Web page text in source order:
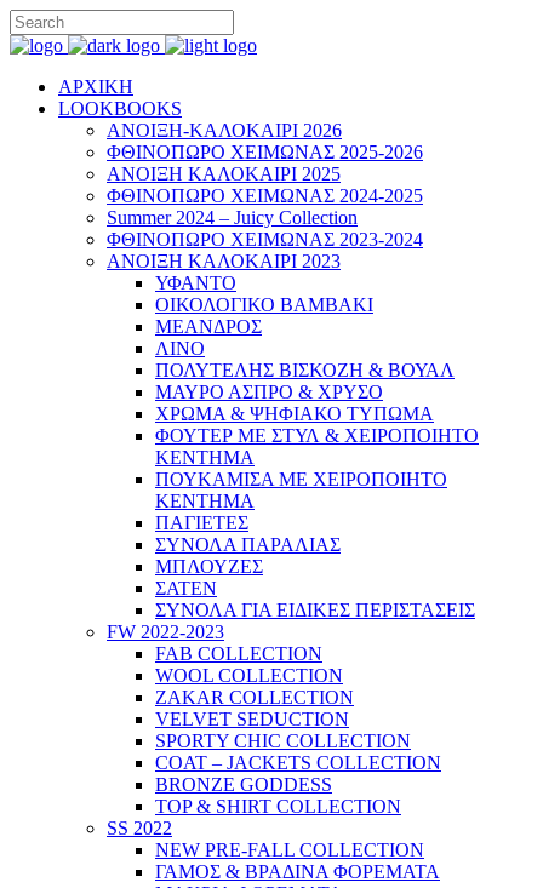
ΑΡΧΙΚΗ
LOOKBOOKS
ΑΝΟΙΞΗ-ΚΑΛΟΚΑΙΡΙ 2026
ΦΘΙΝΟΠΩΡΟ ΧΕΙΜΩΝΑΣ 2025-2026
ΑΝΟΙΞΗ ΚΑΛΟΚΑΙΡΙ 2025
ΦΘΙΝΟΠΩΡΟ ΧΕΙΜΩΝΑΣ 2024-2025
Summer 2024 – Juicy Collection
ΦΘΙΝΟΠΩΡΟ ΧΕΙΜΩΝΑΣ 2023-2024
ΑΝΟΙΞΗ ΚΑΛΟΚΑΙΡΙ 2023
ΥΦΑΝΤΟ
ΟΙΚΟΛΟΓΙΚΟ ΒΑΜΒΑΚΙ
ΜΕΑΝΔΡΟΣ
ΛΙΝΟ
ΠΟΛΥΤΕΛΗΣ ΒΙΣΚΟΖΗ & ΒΟΥΑΛ
ΜΑΥΡΟ ΑΣΠΡΟ & ΧΡΥΣΟ
ΧΡΩΜΑ & ΨΗΦΙΑΚΟ ΤΥΠΩΜΑ
ΦΟΥΤΕΡ ΜΕ ΣΤΥΛ & ΧΕΙΡΟΠΟΙΗΤΟ
ΚΕΝΤΗΜΑ
ΠΟΥΚΑΜΙΣΑ ΜΕ ΧΕΙΡΟΠΟΙΗΤΟ
ΚΕΝΤΗΜΑ
ΠΑΓΙΕΤΕΣ
ΣΥΝΟΛΑ ΠΑΡΑΛΙΑΣ
ΜΠΛΟΥΖΕΣ
ΣΑΤΕΝ
ΣΥΝΟΛΑ ΓΙΑ ΕΙΔΙΚΕΣ ΠΕΡΙΣΤΑΣΕΙΣ
FW 2022-2023
FAB COLLECTION
WOOL COLLECTION
ZAKAR COLLECTION
VELVET SEDUCTION
SPORTY CHIC COLLECTION
COAT – JACKETS COLLECTION
BRONZE GODDESS
TOP & SHIRT COLLECTION
SS 2022
NEW PRE-FALL COLLECTION
ΓΑΜΟΣ & ΒΡΑΔΙΝΑ ΦΟΡΕΜΑΤΑ